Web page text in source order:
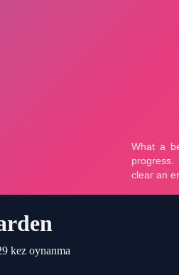
kez oynanma